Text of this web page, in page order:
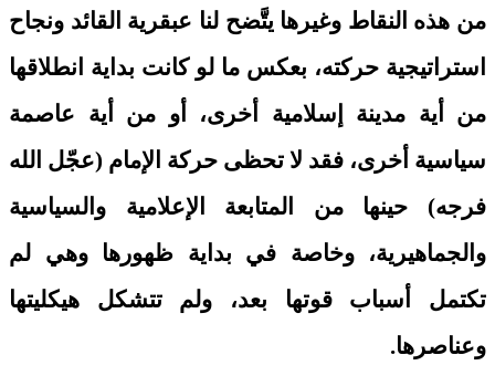
من هذه النقاط وغيرها يتَّضح لنا عبقرية القائد ونجاح
استراتيجية حركته، بعكس ما لو كانت بداية انطلاقها
من أية مدينة إسلامية أخرى، أو من أية عاصمة
سياسية أخرى، فقد لا تحظى حركة الإمام (عجّل الله
فرجه) حينها من المتابعة الإعلامية والسياسية
والجماهيرية، وخاصة في بداية ظهورها وهي لم
تكتمل أسباب قوتها بعد، ولم تتشكل هيكليتها
وعناصرها.